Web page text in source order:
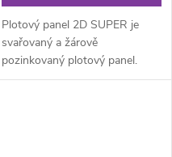
Plotový panel 2D SUPER je
svařovaný a žárově
pozinkovaný plotový panel.
Plotový panel 2D SUPER je